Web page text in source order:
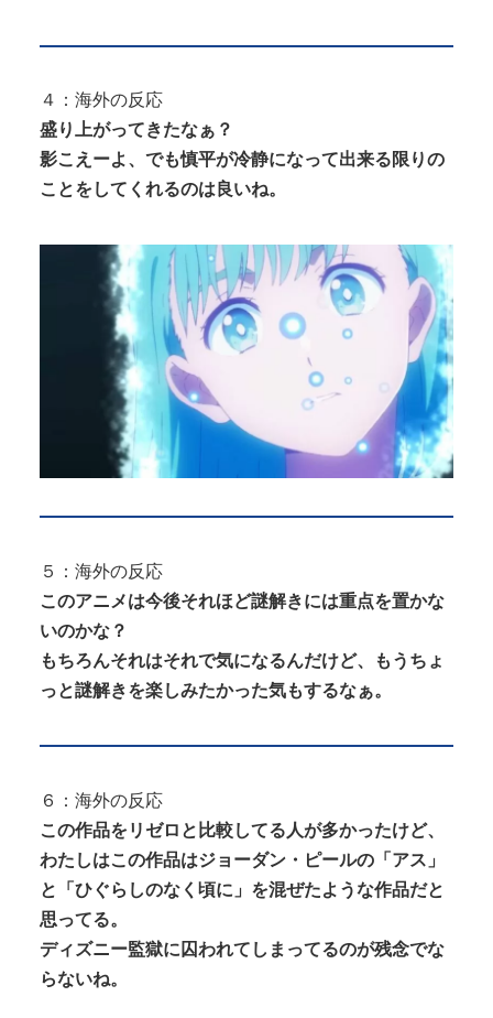
４：海外の反応
盛り上がってきたなぁ？
影こえーよ、でも慎平が冷静になって出来る限りの
ことをしてくれるのは良いね。
５：海外の反応
このアニメは今後それほど謎解きには重点を置かな
いのかな？
もちろんそれはそれで気になるんだけど、もうちょ
っと謎解きを楽しみたかった気もするなぁ。
６：海外の反応
この作品をリゼロと比較してる人が多かったけど、
わたしはこの作品はジョーダン・ピールの「アス」
と「ひぐらしのなく頃に」を混ぜたような作品だと
思ってる。
ディズニー監獄に囚われてしまってるのが残念でな
らないね。